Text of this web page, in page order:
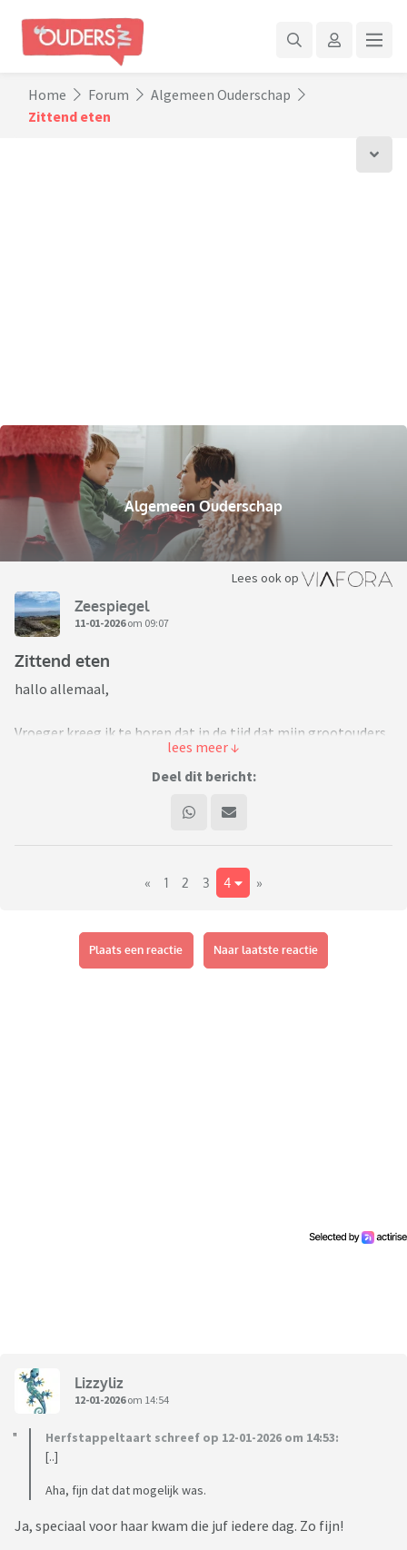
Home Forum
Algemeen Ouderschap
Zittend eten
Algemeen Ouderschap
Lees ook op
Zeespiegel
11-01-2026om 09:07
Zittend eten
hallo allemaal,
Vroeger kreeg ik te horen dat in de tijd dat mijn grootouders
jong waren, kinderen nog aan tafel moesten staan, omdat er
niet zoveel stoelen waren.
goed is voor de spijsvertering.
Tegenwoordig blijkt in het algemeen veel zitten heel
moeten zitten. Waarbij ik me afvraag of dat niet ook een
reden is dat kinderen vroeger geen eigen stoel kregen.
Deel dit bericht:
« 1 2 3 4 »
Plaats een reactie Naar laatste reactie
Lizzyliz
12-01-2026om 14:54
Herfstappeltaart schreef op 12-01-2026 om 14:53:
[..]
Aha, fijn dat dat mogelijk was.
Ja, speciaal voor haar kwam die juf iedere dag. Zo fijn!